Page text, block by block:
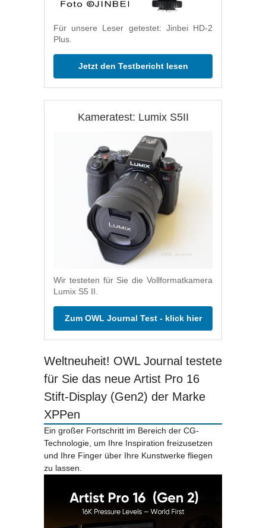
Für unsere Leser getestet: Jinbei HD-2
Plus.
Jetzt den Testbericht lesen
Kameratest: Lumix S5II
Wir testeten für Sie die Vollformatkamera
Lumix S5 II.
Zum OWL Journal Test - klick hier
Weltneuheit! OWL Journal testete
für Sie das neue Artist Pro 16
Stift-Display (Gen2) der Marke
XPPen
Ein großer Fortschritt im Bereich der CG-
Technologie, um Ihre Inspiration freizusetzen
und Ihre Finger über Ihre Kunstwerke fliegen
zu lassen.